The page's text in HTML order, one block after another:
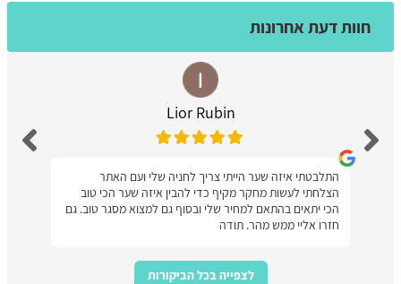
חוות דעת אחרונות
Lior Rubin
התלבטתי איזה שער הייתי צריך לחניה שלי ועם האתר
הצלחתי לעשות מחקר מקיף כדי להבין איזה שער הכי טוב
הכי יתאים בהתאם למחיר שלי ובסוף גם למצוא מסגר טוב. גם
חזרו אליי ממש מהר. תודה
לצפייה בכל הביקורות